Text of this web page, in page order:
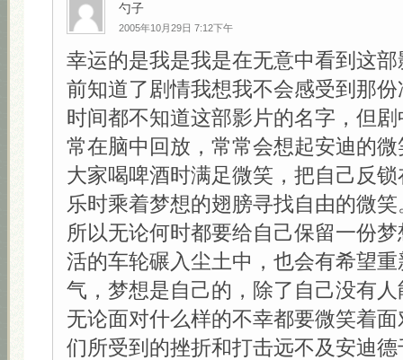
勺子
2005年10月29日 7:12下午
幸运的是我是我是在无意中看到这
前知道了剧情我想我不会感受到那
时间都不知道这部影片的名字，但
常在脑中回放，常常会想起安迪的
大家喝啤酒时满足微笑，把自己反
乐时乘着梦想的翅膀寻找自由的微笑
所以无论何时都要给自己保留一份
活的车轮碾入尘土中，也会有希望
气，梦想是自己的，除了自己没有
无论面对什么样的不幸都要微笑着
们所受到的挫折和打击远不及安迪